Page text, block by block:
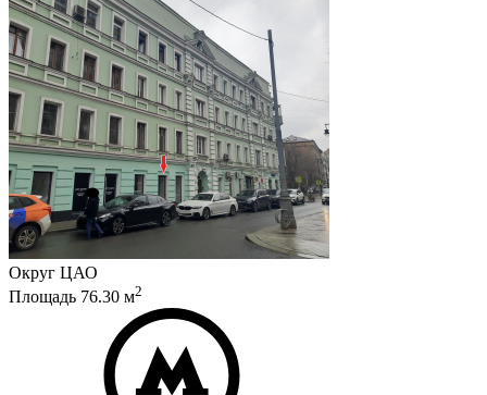
Округ ЦАО
Площадь 76.30 м2